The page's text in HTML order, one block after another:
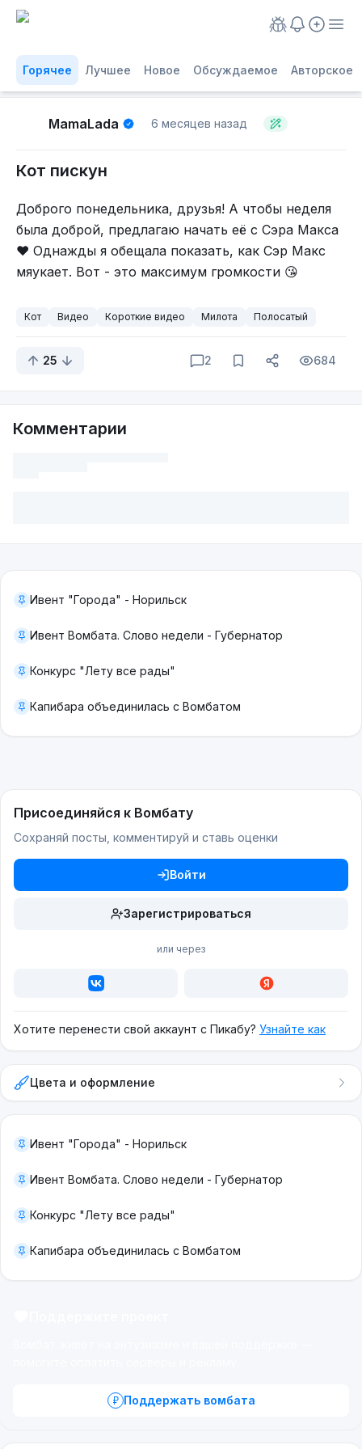
Горячее Лучшее Новое Обсуждаемое Авторское
MamaLada 6 месяцев назад
Кот пискун
Доброго понедельника, друзья! А чтобы неделя
была доброй, предлагаю начать её с Сэра Макса
❤️ Однажды я обещала показать, как Сэр Макс
мяукает. Вот - это максимум громкости 😘
Кот Видео Короткие видео Милота Полосатый
25 2 684
Комментарии
Ивент "Города" - Норильск
Ивент Вомбата. Слово недели - Губернатор
Конкурс "Лету все рады"
Капибара объединилась с Вомбатом
Присоединяйся к Вомбату
Сохраняй посты, комментируй и ставь оценки
Войти
Зарегистрироваться
или через
Хотите перенести свой аккаунт с Пикабу? Узнайте как
Цвета и оформление
Ивент "Города" - Норильск
Ивент Вомбата. Слово недели - Губернатор
Конкурс "Лету все рады"
Капибара объединилась с Вомбатом
Поддержать вомбата